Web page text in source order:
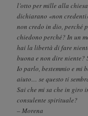
l’otto per mille alla
dichiarano «non
non credo in dio, perché
chiedono perché? In un
hai la libertà di fare
buona e non dire niente?
Io parlo, bestemmio e mi
aiuto… se questo ti
Sai che mi sa che in giro
consulente spirituale?
– Morena